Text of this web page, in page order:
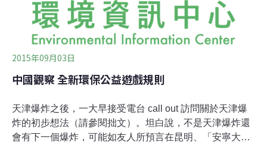
返台投資盼用地合理提供，居民質疑圖謀土地利益聖州企
業是略具規模的汽車用品製造商，專門製造汽車防滑
2015年09月03日
中國觀察 全新環保公益遊戲規則
天津爆炸之後，一大早接受電台 call out 訪問關於天津爆
炸的初步想法（請參閱拙文）。坦白說，不是天津爆炸還
會有下一個爆炸，可能如友人所預言在昆明、「安寧大煉